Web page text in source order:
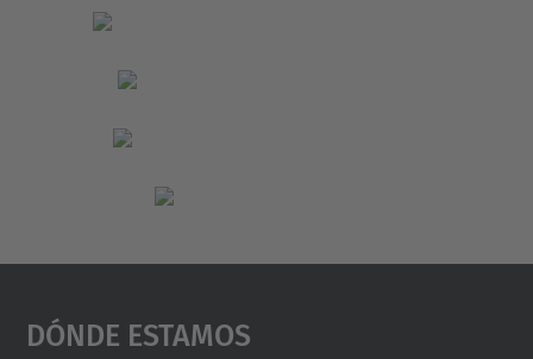
Dónde Estamos